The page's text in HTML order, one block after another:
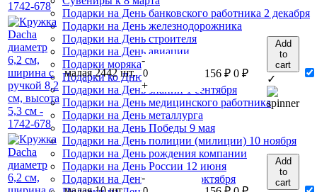
Подарки на День банковского работника 2 декабря
Подарки на День железнодорожника
Подарки на День строителя
Подарки на День авиации
Подарки морякам
Подарки ко Дню шахтера
Подарки на День знаний 1 сентября
Подарки на День медицинского работника
Подарки на День металлурга
Подарки на День Победы 9 мая
Подарки на День полиции (милиции) 10 ноября
Подарки на День рождения компании
Подарки на День России 12 июня
Подарки на День учителя 5 октября
малая 2442 шт.
-
+
156 ₽ 0 ₽
Add
to
cart
✓
-
Add
to
cart